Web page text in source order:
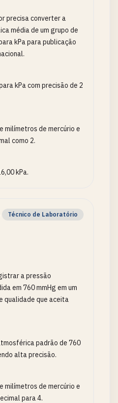
precisa converter a
média de um grupo de
kPa para publicação
kPa com precisão de 2
milímetros de mercúrio e
como 2.
kPa.
Técnico de Laboratório
a pressão
em 760 mmHg em um
qualidade que aceita
padrão de 760
alta precisão.
milímetros de mercúrio e
para 4.